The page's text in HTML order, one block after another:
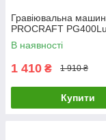
Гравіювальна
PROCRAFT
В наявності
1 410 ₴ 1 910 ₴
Купити